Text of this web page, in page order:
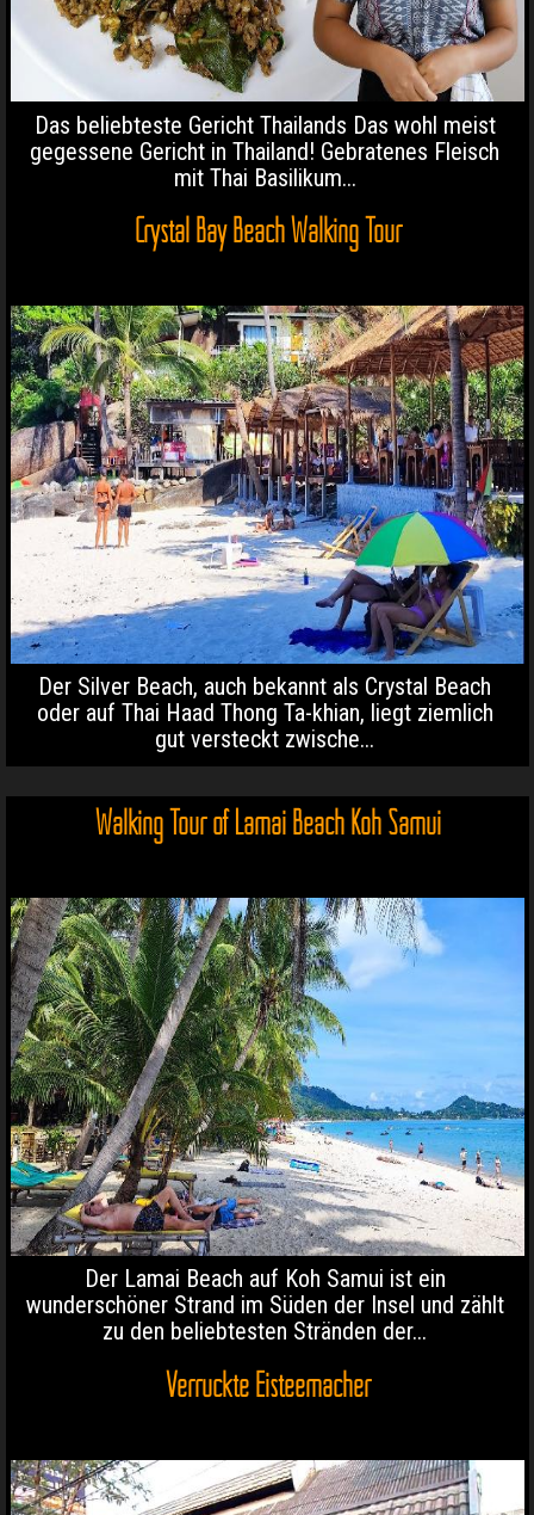
Das beliebteste Gericht Thailands Das wohl meist
gegessene Gericht in Thailand! Gebratenes Fleisch
mit Thai Basilikum...
Crystal Bay Beach Walking Tour
Der Silver Beach, auch bekannt als Crystal Beach
oder auf Thai Haad Thong Ta-khian, liegt ziemlich
gut versteckt zwische...
Walking Tour of Lamai Beach Koh Samui
Der Lamai Beach auf Koh Samui ist ein
wunderschöner Strand im Süden der Insel und zählt
zu den beliebtesten Stränden der...
Verrückte Eisteemacher